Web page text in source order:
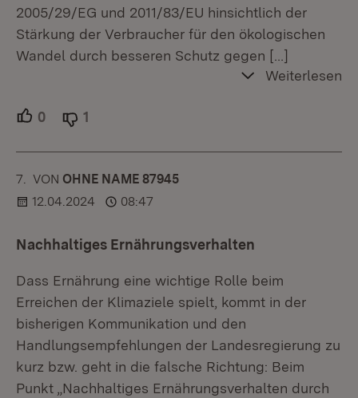
2005/29/EG und 2011/83/EU hinsichtlich der
Stärkung der Verbraucher für den ökologischen
Wandel durch besseren Schutz gegen […]
Weiterlesen
0 Unterstützer.
1
7. KOMMENTAR
VON :OHNE NAME 87945
12.04.2024
08:47
Nachhaltiges Ernährungsverhalten
Dass Ernährung eine wichtige Rolle beim
Erreichen der Klimaziele spielt, kommt in der
bisherigen Kommunikation und den
Handlungsempfehlungen der Landesregierung zu
kurz bzw. geht in die falsche Richtung: Beim
Punkt „Nachhaltiges Ernährungsverhalten durch